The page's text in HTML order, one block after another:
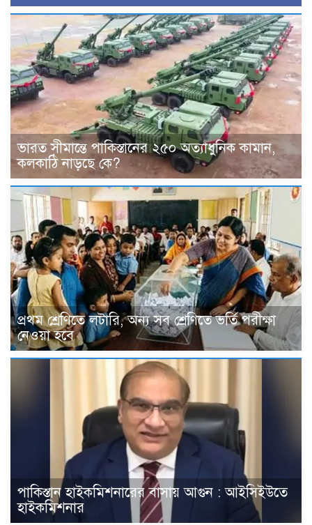
ভারত সীমান্তে পাকিস্তানের ২৫০ অত্যাধুনিক কামান,
কলকাঠি নাড়ছে কে?
প্রথম শ্রেণিতে লটারি, অন্য সব শ্রেণিতে ভর্তি পরীক্ষা
নেওয়া হবে
পাকিস্তান হাইকমিশনারের বাসায় আগুন : আইসিইউতে
হাইকমিশনার